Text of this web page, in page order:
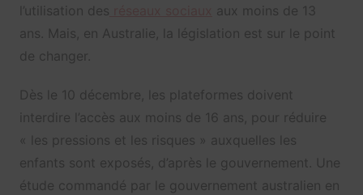
l’utilisation des
aux moins de 13
ans. Mais, en Australie, la législation est sur le point
de changer.
Dès le 10 décembre, les plateformes doivent
interdire l’accès aux moins de 16 ans, pour réduire
« les pressions et les risques » auxquelles les
enfants sont exposés, d’après le gouvernement. Une
étude commandé par le gouvernement australien en